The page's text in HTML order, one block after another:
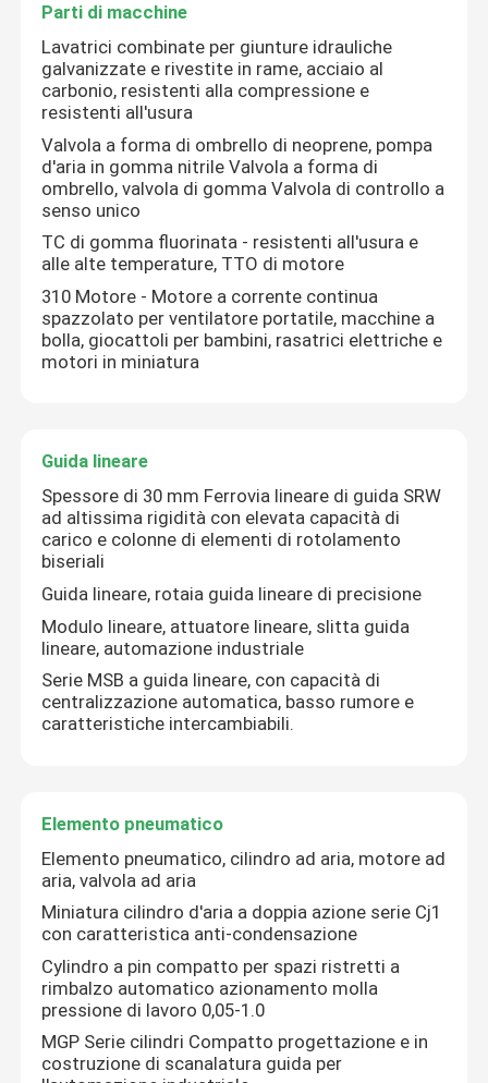
Casa
Prodotti
Chi siamo
Fatory Tour
Controllo di qualità
notizie
Stampa da ufficio
Componenti elettronici
Componente di trasmissione a vite a sfera
Parti di macchine
Lavatrici combinate per giunture idrauliche
galvanizzate e rivestite in rame, acciaio al
carbonio, resistenti alla compressione e
resistenti all'usura
Valvola a forma di ombrello di neoprene, pompa
d'aria in gomma nitrile Valvola a forma di
ombrello, valvola di gomma Valvola di controllo a
senso unico
TC di gomma fluorinata - resistenti all'usura e
alle alte temperature, TTO di motore
310 Motore - Motore a corrente continua
spazzolato per ventilatore portatile, macchine a
bolla, giocattoli per bambini, rasatrici elettriche e
motori in miniatura
Guida lineare
Spessore di 30 mm Ferrovia lineare di guida SRW
ad altissima rigidità con elevata capacità di
carico e colonne di elementi di rotolamento
biseriali
Guida lineare, rotaia guida lineare di precisione
Modulo lineare, attuatore lineare, slitta guida
lineare, automazione industriale
Serie MSB a guida lineare, con capacità di
centralizzazione automatica, basso rumore e
caratteristiche intercambiabili.
Elemento pneumatico
Elemento pneumatico, cilindro ad aria, motore ad
aria, valvola ad aria
Miniatura cilindro d'aria a doppia azione serie Cj1
con caratteristica anti-condensazione
Cylindro a pin compatto per spazi ristretti a
rimbalzo automatico azionamento molla
pressione di lavoro 0,05-1.0
MGP Serie cilindri Compatto progettazione e in
costruzione di scanalatura guida per